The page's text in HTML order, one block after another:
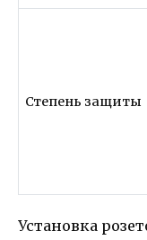
Степень защиты
Установка